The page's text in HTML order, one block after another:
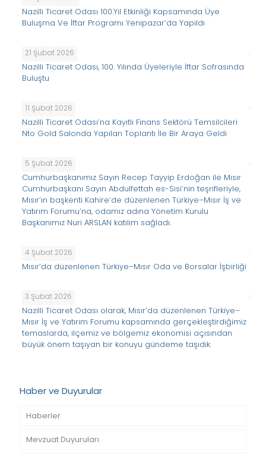
Nazilli Ticaret Odası 100.Yıl Etkinliği Kapsamında Üye
Buluşma Ve İftar Programı Yenipazar’da Yapıldı
21 Şubat 2026
Nazilli Ticaret Odası, 100. Yılında Üyeleriyle İftar Sofrasında
Buluştu
11 Şubat 2026
Nazilli Ticaret Odası’na Kayıtlı Finans Sektörü Temsilcileri
Nto Gold Salonda Yapılan Toplantı İle Bir Araya Geldi
5 Şubat 2026
Cumhurbaşkanımız Sayın Recep Tayyip Erdoğan ile Mısır
Cumhurbaşkanı Sayın Abdulfettah es-Sisi’nin teşrifleriyle,
Mısır’ın başkenti Kahire’de düzenlenen Türkiye–Mısır İş ve
Yatırım Forumu’na, odamız adına Yönetim Kurulu
Başkanımız Nuri ARSLAN katılım sağladı.
4 Şubat 2026
Mısır’da düzenlenen Türkiye–Mısır Oda ve Borsalar İşbirliği
3 Şubat 2026
Nazilli Ticaret Odası olarak, Mısır’da düzenlenen Türkiye–
Mısır İş ve Yatırım Forumu kapsamında gerçekleştirdiğimiz
temaslarda, ilçemiz ve bölgemiz ekonomisi açısından
büyük önem taşıyan bir konuyu gündeme taşıdık.
Haber ve Duyurular
Haberler
Mevzuat Duyuruları